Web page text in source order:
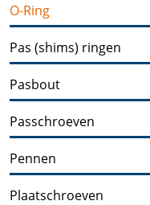
O-Ring
Pas (shims) ringen
Pasbout
Passchroeven
Pennen
Plaatschroeven